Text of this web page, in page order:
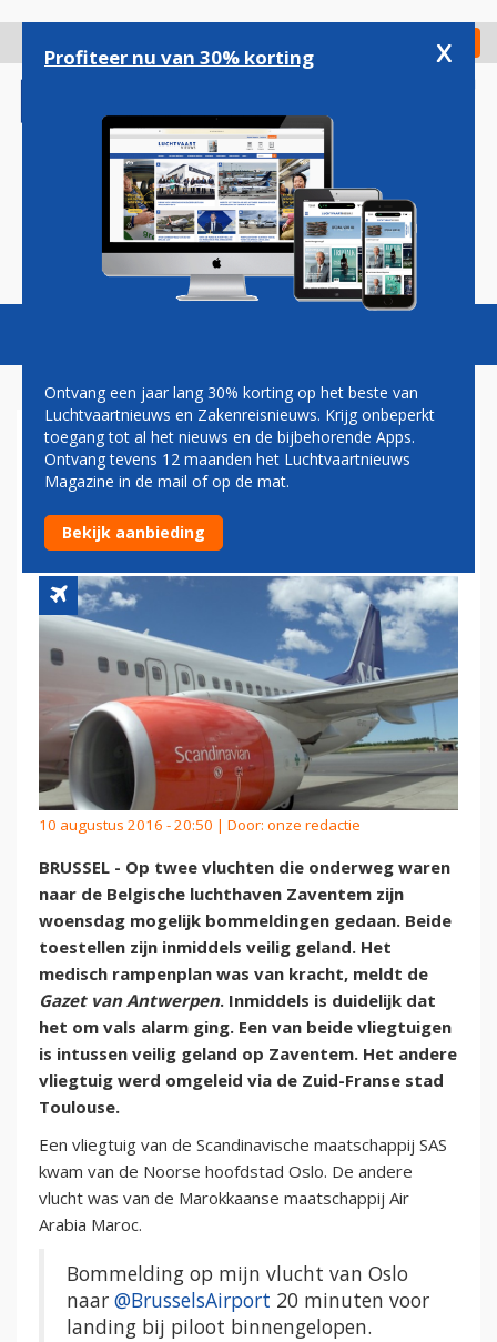
gaan
Check in
Magazine Podcasts Vacatures
BOMMELDINGEN OP
VLUCHTEN VAN SAS EN AIR
ARABIA MAROC BLIJKEN VALS
10 augustus 2016 - 20:50 | Door: onze redactie
BRUSSEL - Op twee vluchten die onderweg waren
naar de Belgische luchthaven Zaventem zijn
woensdag mogelijk bommeldingen gedaan. Beide
toestellen zijn inmiddels veilig geland. Het
medisch rampenplan was van kracht, meldt de
Gazet van Antwerpen. Inmiddels is duidelijk dat
het om vals alarm ging. Een van beide vliegtuigen
is intussen veilig geland op Zaventem. Het andere
vliegtuig werd omgeleid via de Zuid-Franse stad
Toulouse.
Een vliegtuig van de Scandinavische maatschappij SAS
kwam van de Noorse hoofdstad Oslo. De andere
vlucht was van de Marokkaanse maatschappij Air
Arabia Maroc.
Bommelding op mijn vlucht van Oslo
naar @BrusselsAirport 20 minuten voor
landing bij piloot binnengelopen.
Profiteer nu van 30% korting x
Ontvang een jaar lang 30% korting op het beste van
Luchtvaartnieuws en Zakenreisnieuws. Krijg onbeperkt
toegang tot al het nieuws en de bijbehorende Apps.
Ontvang tevens 12 maanden het Luchtvaartnieuws
Magazine in de mail of op de mat.
Bekijk aanbieding